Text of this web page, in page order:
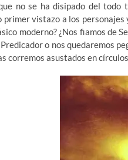
no se ha disipado del
primer vistazo a los personajes
moderno? ¿Nos fiamos de
o nos quedaremos
corremos asustados en